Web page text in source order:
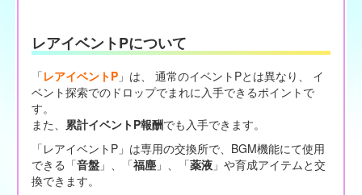
レアイベントPについて
「レアイベントP」は、 通常のイベントPとは異なり、 イ
ベント探索でのドロップでまれに入手できるポイントで
す。
また、 累計イベントP報酬でも入手できます。
「レアイベントP」は専用の交換所で、BGM機能にて使用
できる「音盤」、「福塵」、「薬液」や育成アイテムと交
換できます。